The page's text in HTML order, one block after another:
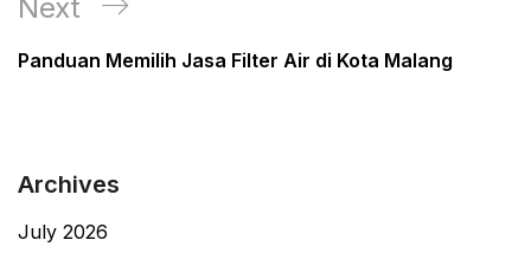
Post
Next
Panduan Memilih Jasa Filter Air di Kota Malang
Archives
July 2026